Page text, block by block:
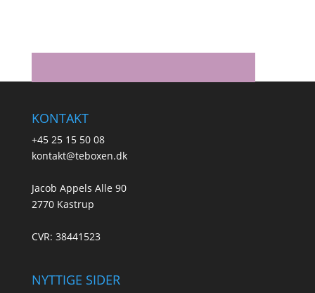
KONTAKT
+45 25 15 50 08
kontakt@teboxen.dk
Jacob Appels Alle 90
2770 Kastrup
CVR: 38441523
NYTTIGE SIDER